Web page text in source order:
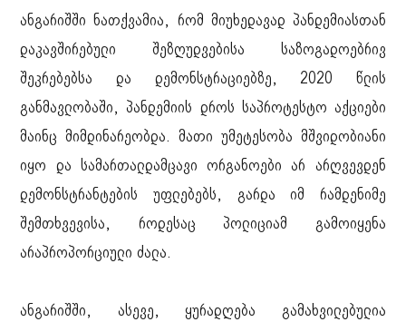
ანგარიშში ნათქვამია, რომ მიუხედავად პანდემიასთან
დაკავშირებული შეზღუდვებისა საზოგადოებრივ
შეკრებებსა და დემონსტრაციებზე, 2020 წლის
განმავლობაში, პანდემიის დროს საპროტესტო აქციები
მაინც მიმდინარეობდა. მათი უმეტესობა მშვიდობიანი
იყო და სამართალდამცავი ორგანოები არ არღვევდენ
დემონსტრანტების უფლებებს, გარდა იმ რამდენიმე
შემთხვევისა, როდესაც პოლიციამ გამოიყენა
არაპროპორციული ძალა.
ანგარიშში, ასევე, ყურადღება გამახვილებულია